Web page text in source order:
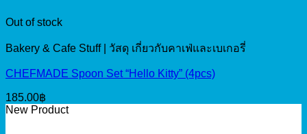
Out of stock
Bakery & Cafe Stuff | วัสดุ เกี่ยวกับคาเฟ่และเบเกอรี่
CHEFMADE Spoon Set “Hello Kitty” (4pcs)
185.00฿
New Product